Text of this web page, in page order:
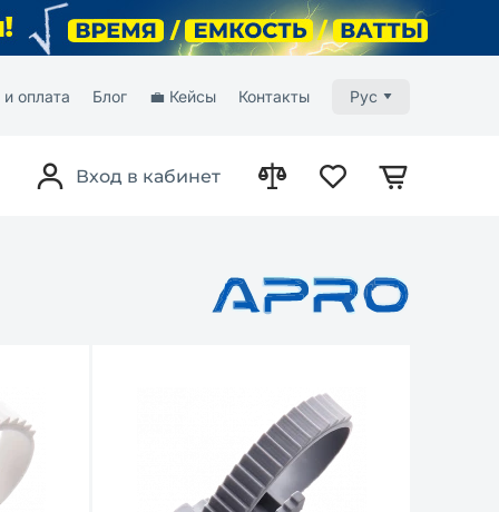
оплата Блог 💼 Кейсы Контакты Рус
Вход в кабинет